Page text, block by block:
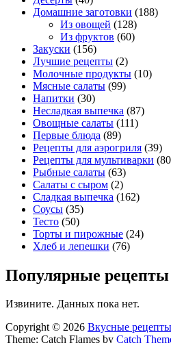
Домашние заготовки (188)
Из овощей (128)
Из фруктов (60)
Закуски (156)
Лучшие рецепты (2)
Молочные продукты (10)
Мясные салаты (99)
Напитки (30)
Несладкая выпечка (87)
Овощные салаты (111)
Первые блюда (89)
Рецепты для аэрогриля (39)
Рецепты для мультиварки
Рыбные салаты (63)
Салаты с сыром (2)
Сладкая выпечка (162)
Соусы (35)
Тесто (50)
Торты и пирожные (24)
Хлеб и лепешки (76)
Популярные рецепты
Извините. Данных пока нет.
Copyright © 2026 Вкусные рецепты
Theme: Catch Flames by Catch